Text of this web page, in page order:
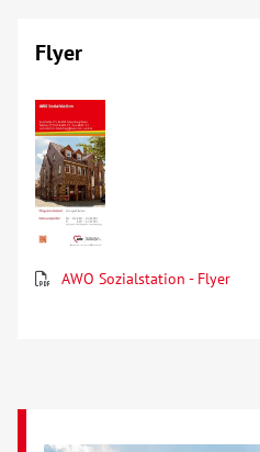
Menschen mit Behinderung
Beratung & Hilfe
Begegnung
Bildung
Flyer
AWO Sozialstation - Flyer